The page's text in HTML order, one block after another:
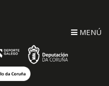
MENÚ